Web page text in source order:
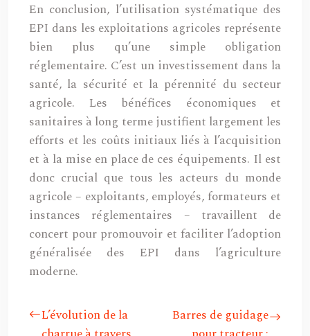
En conclusion, l’utilisation systématique des
EPI dans les exploitations agricoles représente
bien plus qu’une simple obligation
réglementaire. C’est un investissement dans la
santé, la sécurité et la pérennité du secteur
agricole. Les bénéfices économiques et
sanitaires à long terme justifient largement les
efforts et les coûts initiaux liés à l’acquisition
et à la mise en place de ces équipements. Il est
donc crucial que tous les acteurs du monde
agricole – exploitants, employés, formateurs et
instances réglementaires – travaillent de
concert pour promouvoir et faciliter l’adoption
généralisée des EPI dans l’agriculture
moderne.
L’évolution de la
Barres de guidage